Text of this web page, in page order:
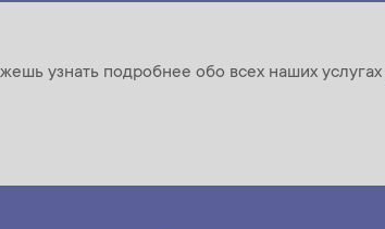
узнать подробнее обо всех наших услугах